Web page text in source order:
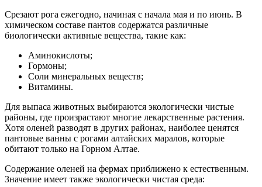
Срезают рога ежегодно, начиная с начала мая и по июнь. В
химическом составе пантов содержатся различные
биологически активные вещества, такие как:
Аминокислоты;
Гормоны;
Соли минеральных веществ;
Витамины.
Для выпаса животных выбираются экологически чистые
районы, где произрастают многие лекарственные растения.
Хотя оленей разводят в других районах, наиболее ценятся
пантовые ванны с рогами алтайских маралов, которые
обитают только на Горном Алтае.
Содержание оленей на фермах приближено к естественным.
Значение имеет также экологически чистая среда: